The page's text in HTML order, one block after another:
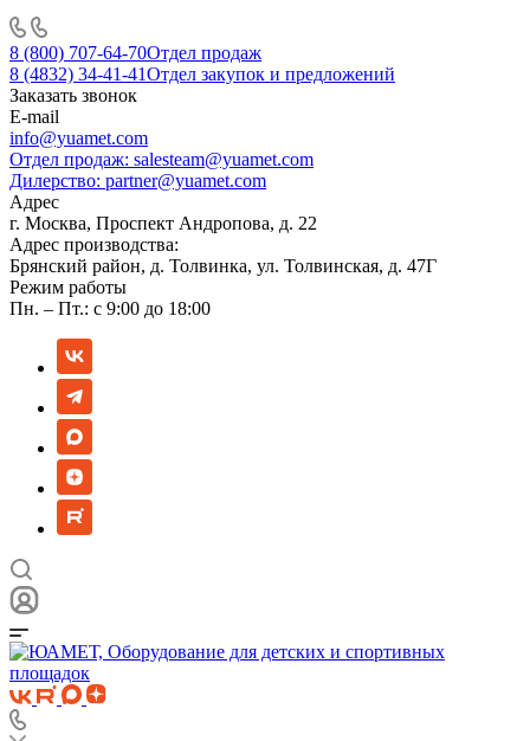
8 (800) 707-64-70Отдел продаж
8 (4832) 34-41-41Отдел закупок и предложений
Заказать звонок
E-mail
info@yuamet.com
Отдел продаж: salesteam@yuamet.com
Дилерство: partner@yuamet.com
Адрес
г. Москва, Проспект Андропова, д. 22
Адрес производства:
Брянский район, д. Толвинка, ул. Толвинская, д. 47Г
Режим работы
Пн. – Пт.: с 9:00 до 18:00